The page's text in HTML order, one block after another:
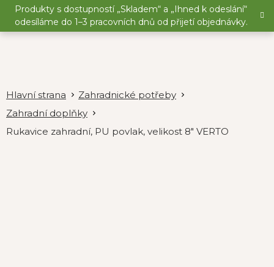
Přejít
obsah
Produkty s dostupností „Skladem“ a „Ihned k odeslání“
odesíláme do 1–3 pracovních dnů od přijetí objednávky.
Zahradnické potřeby
Zahradní doplňky
Rukavice zahradní, PU povlak, velikost 8" VERTO